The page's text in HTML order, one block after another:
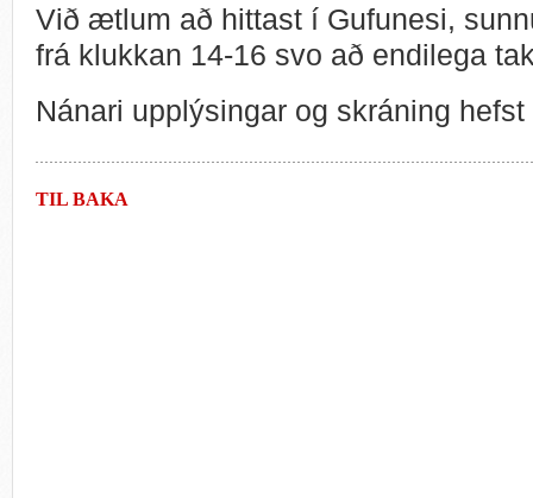
Við ætlum að hittast í Gufunesi,
frá klukkan 14-16 svo að endilega
Nánari upplýsingar og skráning
TIL BAKA